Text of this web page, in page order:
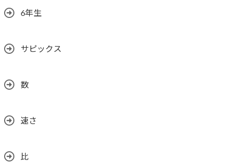
6年生
サピックス
数
速さ
比